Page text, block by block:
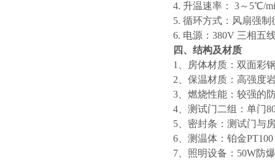
4. 升温速率： 3～5℃/
5. 循环方式：风扇强制
6. 电源：380V 三相五
四、结构及材质
1、房体材质：双面彩
2、保温材质：高强度
3、燃烧性能：较强的
4、 测试门 二组： 单门
5、 密封条：测试门与
6、 测温体：铂金
7、 照明设备： 50W防